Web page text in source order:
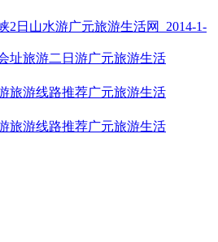
2日山水游广元旅游生活网 2014-1-
址旅游二日游广元旅游生活
旅游线路推荐广元旅游生活
旅游线路推荐广元旅游生活